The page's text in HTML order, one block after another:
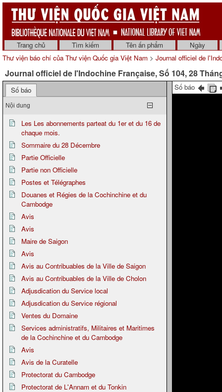
Trang chủ Tìm kiếm Tên ấn phẩm
Ngày
Thư viện báo chí của Thư viện Quốc gia Việt Nam > Journal officiel de
Journal officiel de l'Indochine Française, Số 104, 28
Số báo
Nội dung
Les Les abonnements parteat du 1er et du 16 de
chaque mois.
Sommaire du 28 Décembre
Partie Officielle
Partie non Officielle
Postes et Télégraphes
Douanes et Régies de la Cochinchine et du
Cambodge
Avis
Avis
Maire de Saigon
Avis
Avis au Contribuables de la Ville de Saigon
Avis au Contribuables de la Ville de Cholon
Adjusdication du Service local
Adjusdication du Service régional
Ventes du Domaine
Services administratifs, Militaires et Maritimes
de la Cochinchine et du Cambodge
Avis
Avis de la Curatelle
Protectorat du Cambodge
Protectorat de L'Annam et du Tonkin
Số báo